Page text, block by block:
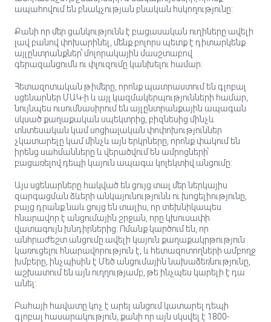
ապահովում են բնակչության բնական հսկողությունը:
Քանի որ մեր ցանկությունն է բացասական ուղիները ավելի
լավ բանով փոխարինել, մենք բոլորս պետք է դիտարկենք
այլընտրանքներ՝ մոլորակային մասշտաբով
գերազանցումն ու փլուզումը կանխելու համար:
Հետազոտական ​​թիմերը, որոնք պատրաստում են գլոբալ
սցենարներ ՄԱԿ-ի և այլ կազմակերպությունների համար,
նույնպես ուսումնասիրում են այլընտրանքային ապագան
սկսած քաղաքական սպեկտրից, բիզնեսից մինչև
տնտեսական կամ սոցիալական փոփոխություններ
չկատարելը կամ մինչև այն երկրները, որոնք փակում են
իրենց սահմանները և վերածվում են ամրոցների՝
բացառելով դեպի կայուն ապագա կոլեկտիվ անցումը:
Այս սցենարները հակված են ցույց տալ մեր ներկայիս
զարգացման ձևերի անկայունությունն ու խոցելիությունը,
բայց դրանք նաև ցույց են տալիս, որ տեխնիկապես
հնարավոր է անցումային շրջան, որը կխուսափի
վատագույն խնդիրներից: Ոմանք կարծում են, որ
անհրաժեշտ անցումը ավելի կայուն քաղաքակրթություն
կառուցելու հնարավորություն է, և հետազոտողների ամբողջ
խմբերը, ինչպիսին է Մեծ անցումային նախաձեռնությունը,
աշխատում են այն ուղղությամբ, թե ինչպես կարելի է դա
անել:
Բահայի հավատը կոչ է արել անցում կատարել դեպի
գլոբալ հասարակություն, քանի որ այն սկսվել է 1800-